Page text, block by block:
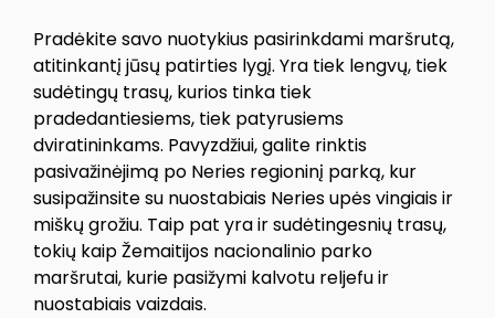
Pradėkite savo nuotykius pasirinkdami maršrutą,
atitinkantį jūsų patirties lygį. Yra tiek lengvų, tiek
sudėtingų trasų, kurios tinka tiek
pradedantiesiems, tiek patyrusiems
dviratininkams. Pavyzdžiui, galite rinktis
pasivažinėjimą po Neries regioninį parką, kur
susipažinsite su nuostabiais Neries upės vingiais ir
miškų grožiu. Taip pat yra ir sudėtingesnių trasų,
tokių kaip Žemaitijos nacionalinio parko
maršrutai, kurie pasižymi kalvotu reljefu ir
nuostabiais vaizdais.